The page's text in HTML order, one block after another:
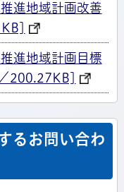
進地域計画改善
進地域計画目標
200.27KB]
るお問い合わ